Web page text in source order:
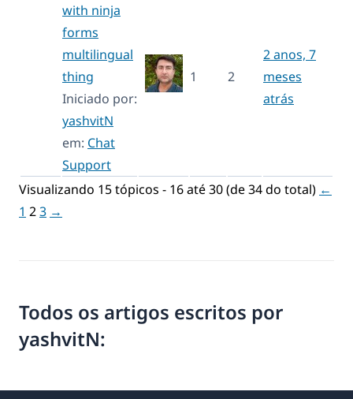
with ninja
forms
multilingual
thing
Iniciado por:
yashvitN
em: Chat
Support
1 2
2 anos, 7
meses
atrás
Visualizando 15 tópicos - 16 até 30 (de 34 do total) ←
1 23 →
Todos os artigos escritos por
yashvitN: